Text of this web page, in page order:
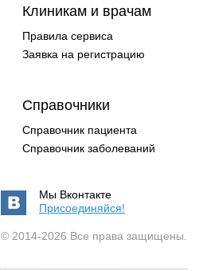
Клиникам и врачам
Правила сервиса
Заявка на регистрацию
Справочники
Справочник пациента
Справочник заболеваний
Мы Вконтакте
Присоединяйся!
© 2014-2026 Все права защищены.